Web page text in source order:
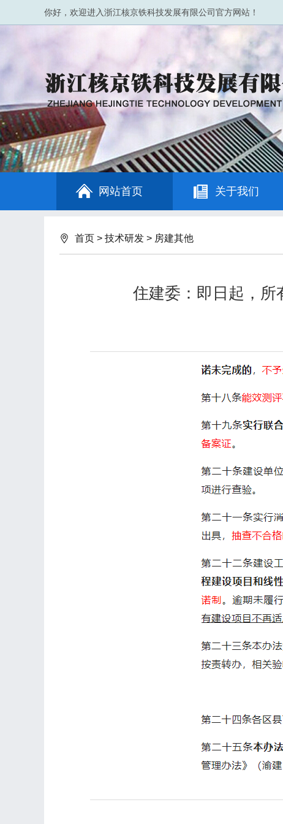
你好，欢迎进入浙江核京铁科技发展有限公司官方网站！
网站首页 关于我们
首页 > 技术研发 > 房建其他
住建委：即日起，所